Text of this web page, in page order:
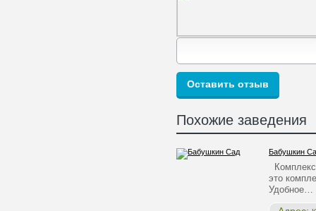
Похожие заведения
Бабушкин
это
Удобное…